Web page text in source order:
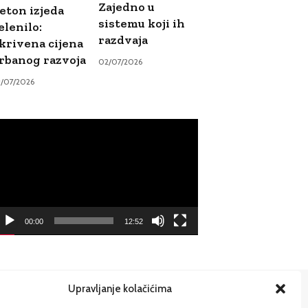
Upravljanje kolačićima
izjeda
cijena
razvoja
07/2026
Zajedno u
sistemu koji ih
razdvaja
02/07/2026
00:00 12:52